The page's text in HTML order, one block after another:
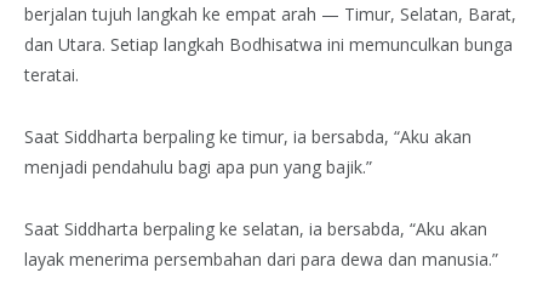
berjalan tujuh langkah ke empat arah — Timur, Selatan, Barat,
dan Utara. Setiap langkah Bodhisatwa ini memunculkan bunga
teratai.
Saat Siddharta berpaling ke timur, ia bersabda, “Aku akan
menjadi pendahulu bagi apa pun yang bajik.”
Saat Siddharta berpaling ke selatan, ia bersabda, “Aku akan
layak menerima persembahan dari para dewa dan manusia.”